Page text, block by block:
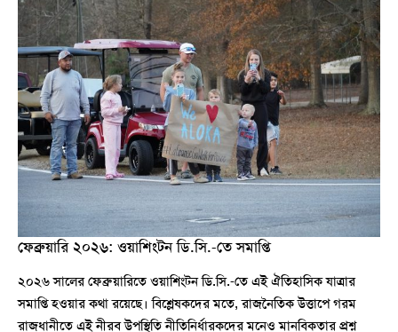
ফেব্রুয়ারি ২০২৬: ওয়াশিংটন ডি.সি.-তে সমাপ্তি
২০২৬ সালের ফেব্রুয়ারিতে ওয়াশিংটন ডি.সি.-তে এই ঐতিহাসিক যাত্রার
সমাপ্তি হওয়ার কথা রয়েছে। বিশ্লেষকদের মতে, রাজনৈতিক উত্তাপে গরম
রাজধানীতে এই নীরব উপস্থিতি নীতিনির্ধারকদের মনেও মানবিকতার প্রশ্ন